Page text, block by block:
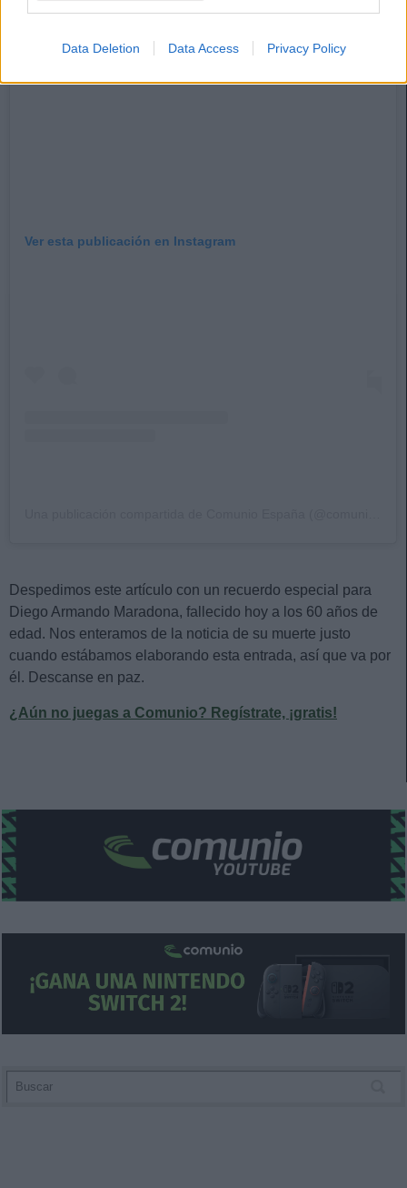
Data Deletion Data Access Privacy Policy
Ver esta publicación en Instagram
Despedimos este artículo con un recuerdo especial para
Diego Armando Maradona, fallecido hoy a los 60 años de
edad. Nos enteramos de la noticia de su muerte justo
cuando estábamos elaborando esta entrada, así que va por
él. Descanse en paz.
¿Aún no juegas a Comunio? Regístrate, ¡gratis!